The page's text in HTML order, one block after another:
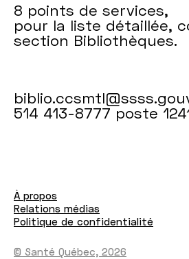
8 points de services,
pour la liste détaillée,
section Bibliothèques.
514 413-8777 poste
© Santé Québec, 2026
À propos
Relations médias
Politique de confidentialité